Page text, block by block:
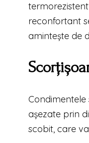
reconfortant
amintește de
Condimentele
așezate prin
scobit, care